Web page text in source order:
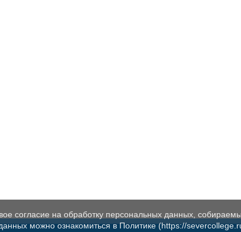
согласие на обработку персональных данных,
можно ознакомиться в Политике (https://